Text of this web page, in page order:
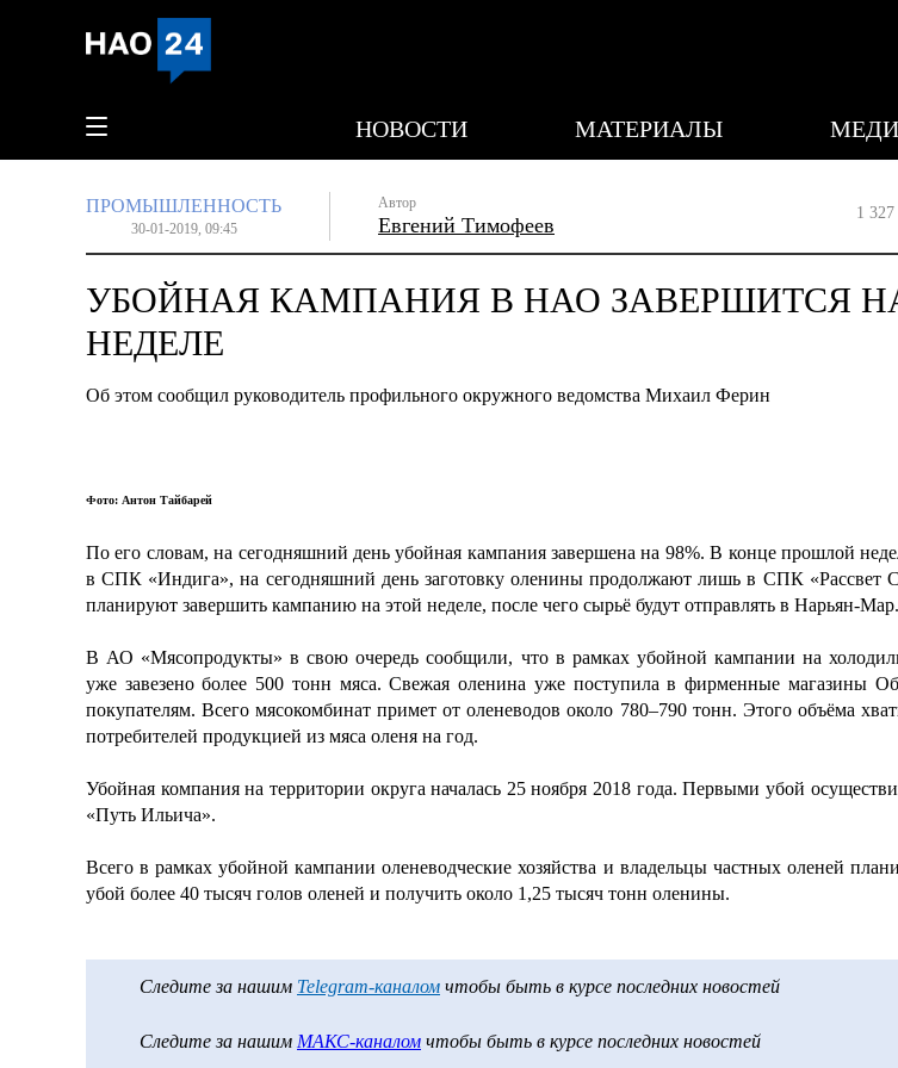
НОВОСТИ МАТЕРИАЛЫ
ПРОМЫШЛЕННОСТЬ
30-01-2019, 09:45
Автор
Евгений Тимофеев
1 327
УБОЙНАЯ КАМПАНИЯ В НАО ЗАВЕРШИТСЯ
НЕДЕЛЕ
Об этом сообщил руководитель профильного окружного ведомства Михаил Ферин
Фото: Антон Тайбарей
По его словам, на сегодняшний день убойная кампания завершена на 98%. В конце прошлой
в СПК «Индига», на сегодняшний день заготовку оленины продолжают лишь в СПК «Рассвет
планируют завершить кампанию на этой неделе, после чего сырьё будут отправлять в Нарьян-Мар.
В АО «Мясопродукты» в свою очередь сообщили, что в рамках убойной кампании на
уже завезено более 500 тонн мяса. Свежая оленина уже поступила в фирменные магазины
покупателям. Всего мясокомбинат примет от оленеводов около 780–790 тонн. Этого объёма
потребителей продукцией из мяса оленя на год.
Убойная компания на территории округа началась 25 ноября 2018 года. Первыми убой
«Путь Ильича».
Всего в рамках убойной кампании оленеводческие хозяйства и владельцы частных оленей
убой более 40 тысяч голов оленей и получить около 1,25 тысяч тонн оленины.
Следите за нашим Telegram-каналом чтобы быть в курсе последних новостей
Следите за нашим МАКС-каналом чтобы быть в курсе последних новостей